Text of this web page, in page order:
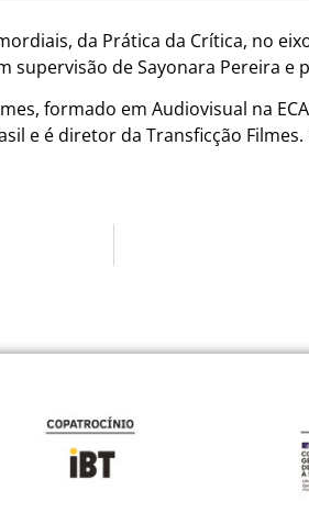
da Prática da Crítica, no
supervisão de Sayonara Pereira e
formado em Audiovisual na
e é diretor da Transficção